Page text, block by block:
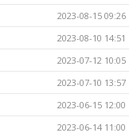
2023-08-15 09:26
2023-08-10 14:51
2023-07-12 10:05
2023-07-10 13:57
2023-06-15 12:00
2023-06-14 11:00